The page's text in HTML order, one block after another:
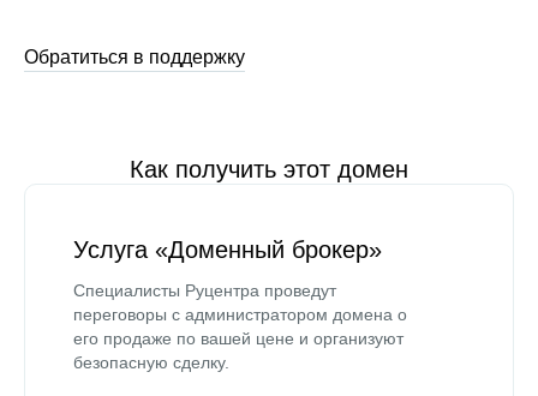
Обратиться в поддержку
Как получить этот домен
Услуга «Доменный брокер»
Специалисты Руцентра проведут
переговоры с администратором домена о
его продаже по вашей цене и организуют
безопасную сделку.